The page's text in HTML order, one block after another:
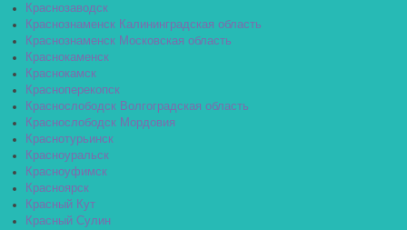
Краснозаводск
Краснознаменск Калининградская область
Краснознаменск Московская область
Краснокаменск
Краснокамск
Красноперекопск
Краснослободск Волгоградская область
Краснослободск Мордовия
Краснотурьинск
Красноуральск
Красноуфимск
Красноярск
Красный Кут
Красный Сулин